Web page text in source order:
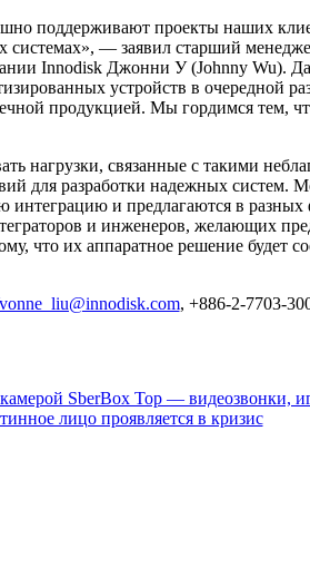
поддерживают проекты наших
— заявил старший
Innodisk Джонни У (Johnny Wu).
устройств в очередной
продукцией. Мы гордимся тем,
нагрузки, связанные с такими
для разработки надежных систем.
и предлагаются в разных
и инженеров, желающих
что их аппаратное решение будет
, +886-2-7703-
SberBox Top — видеозвонки,
лицо проявляется в кризис